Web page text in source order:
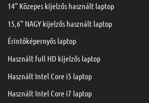
14” Közepes kijelzős használt laptop
15,6” NAGY kijelzős használt laptop
Érintőképernyős laptop
Használt full HD kijelzős laptop
Használt Intel Core i5 laptop
Használt Intel Core i7 laptop